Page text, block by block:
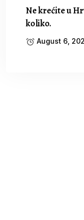
Ne krećite u
koliko.
August 6,